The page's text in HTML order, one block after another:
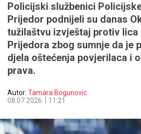
Policijski službenici
Prijedor podnijeli su danas
tužilaštvu izvještaj protiv lica
Prijedora zbog sumnje da je
djela oštećenja povjerilaca i
prava.
Autor: Tamara Bogunovic
08.07.2026.
11:21